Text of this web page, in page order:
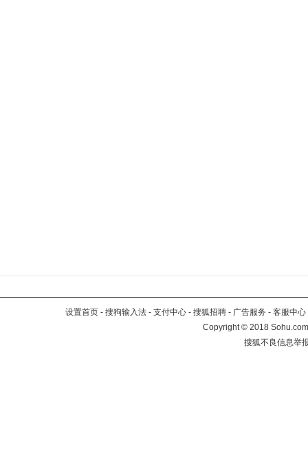
设置首页 - 搜狗输入法 - 支付中心 - 搜狐招聘 - 广告服务 - 客服中心
Copyright©2018
搜狐不良信息举